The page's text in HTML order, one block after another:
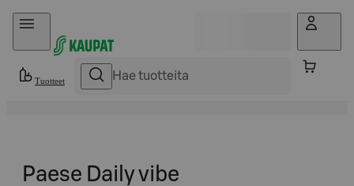
Hyppää sisältöön
Tuotteet
Paese Daily vibe